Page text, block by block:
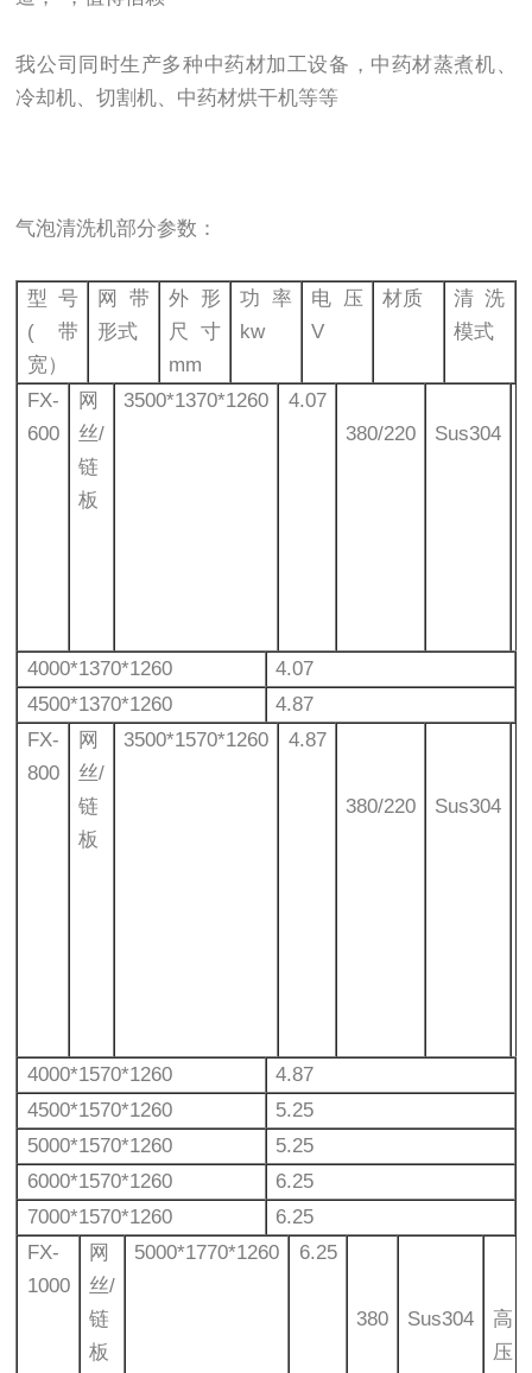
我公司同时生产多种中药材加工设备，中药材蒸煮机、
冷却机、切割机、中药材烘干机等等
气泡清洗机部分参数：
型号
(带
宽）
网带
形式
外形
尺寸
mm
功率
kw
电压
V
材质
清洗
模式
FX-
600
网
丝/
链
板
3500*1370*1260
4.07
380/220
Sus304
4000*1370*1260
4.07
4500*1370*1260
4.87
FX-
800
网
丝/
链
板
3500*1570*1260 4.87
380/220 Sus304
4000*1570*1260
4.87
4500*1570*1260
5.25
5000*1570*1260
5.25
6000*1570*1260
6.25
7000*1570*1260
6.25
FX-
1000
网
丝/
链
板
5000*1770*1260 6.25
380 Sus304
高
压